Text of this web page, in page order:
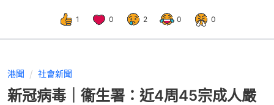
1 0 2 0 0
港聞 社會新聞
新冠病毒｜衞生署：近4周45宗成人嚴